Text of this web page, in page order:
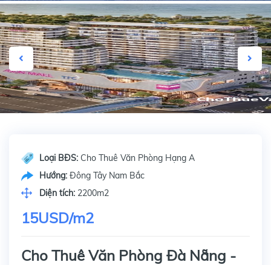
Loại BĐS: Cho Thuê Văn Phòng Hạng A
Hướng: Đông Tây Nam Bắc
Diện tích: 2200m2
15USD/m2
Cho Thuê Văn Phòng Đà Nẵng -